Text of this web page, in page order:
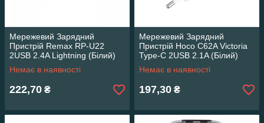
Мережевий Зарядний
Пристрій Remax RP-U22
2USB 2.4A Lightning (Білий)
Немає в наявності
222,70 ₴
Мережевий Зарядний
Пристрій Hoco C62A Victoria
Type-C 2USB 2.1A (Білий)
Немає в наявності
197,30 ₴